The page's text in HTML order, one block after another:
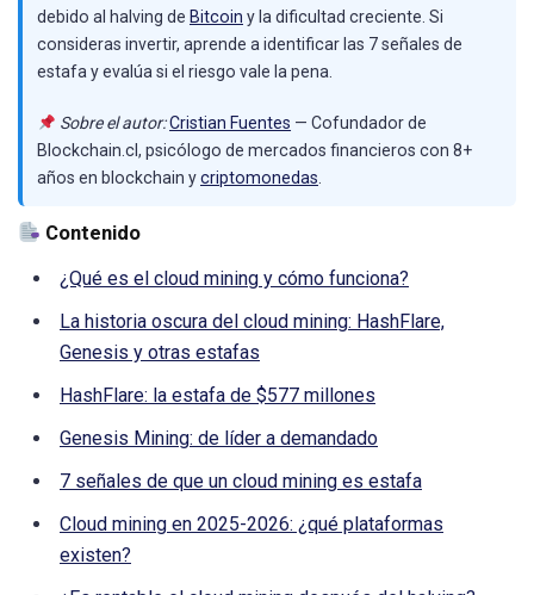
debido al halving de Bitcoin y la dificultad creciente. Si
consideras invertir, aprende a identificar las 7 señales de
estafa y evalúa si el riesgo vale la pena.
Sobre el autor:Cristian Fuentes — Cofundador de
Blockchain.cl, psicólogo de mercados financieros con 8+
años en blockchain ycriptomonedas.
Contenido
¿Qué es el cloud mining y cómo funciona?
La historia oscura del cloud mining: HashFlare,
Genesis y otras estafas
HashFlare: la estafa de $577 millones
Genesis Mining: de líder a demandado
7 señales de que un cloud mining es estafa
Cloud mining en 2025-2026: ¿qué plataformas
existen?